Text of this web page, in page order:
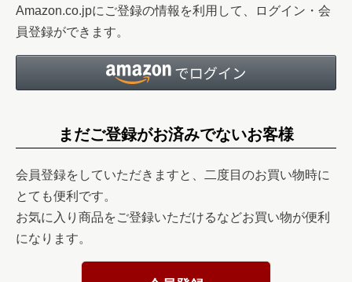
Amazon.co.jpにご登録の情報を利用して、ログイン・会
員登録ができます。
まだご登録がお済みでないお客様
会員登録をしていただきますと、二度目のお買い物時に
とても便利です。
お気に入り商品をご登録いただけるなどお買い物が便利
になります。